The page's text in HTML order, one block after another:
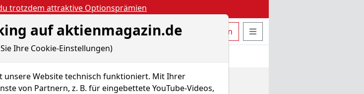
trotzdem attraktive Optionsprämien
Magazine Aktien- und Artikelsuche öffnen
Gratis Account Bestellen Login Seitennavigation öffnen
auf aktienmagazin.de
Ihre Cookie-Einstellungen)
unsere Website technisch funktioniert. Mit Ihrer
von Partnern, z. B. für eingebettete YouTube-Videos,